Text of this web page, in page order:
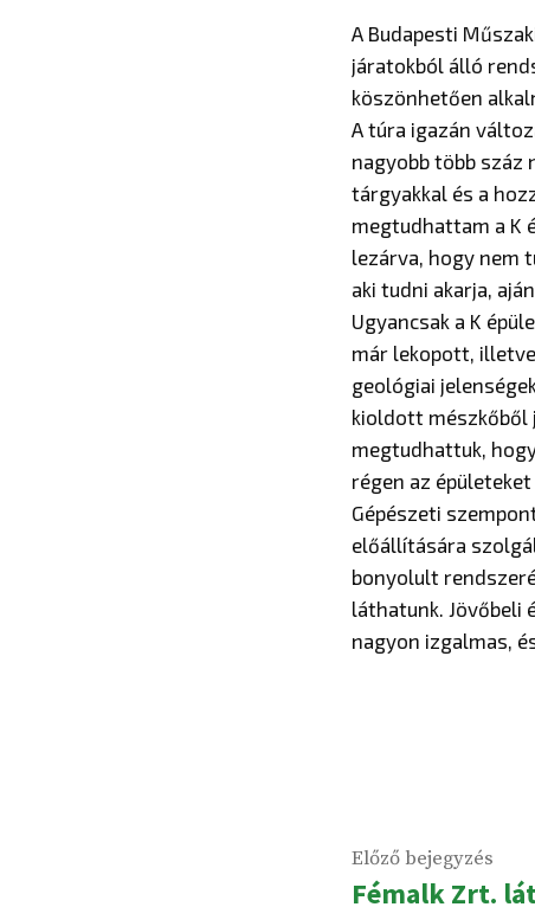
A Budapesti
járatokból álló
köszönhetően
A túra igazán
nagyobb több száz
tárgyakkal és a
megtudhattam a K
lezárva, hogy nem
aki tudni akarja,
Ugyancsak a K
már lekopott,
geológiai
kioldott mészkőből
megtudhattuk,
régen az
Gépészeti
előállítására
bonyolult
láthatunk. Jövőbeli
nagyon izgalmas,
BEJEGYZÉS
NAVIGÁCIÓ
Előző bejegyzés
Fémalk Zrt.